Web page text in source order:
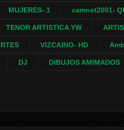
MUJERES- 1 camnet2001-
TENOR ARTISTICA YW
VIZCAINO- HD
DJ DIBUJOS AMIMADOS